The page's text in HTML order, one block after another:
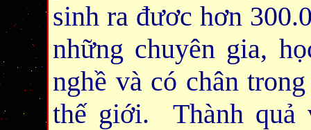
sinh ra đươc hơn
những chuyên gia,
nghề và có chân
thế giới. Thành quả